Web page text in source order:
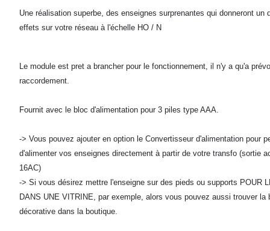
Une réalisation superbe, des enseignes surprenantes qui donneront un
effets sur votre réseau à l'échelle HO / N
Le module est pret a brancher pour le fonctionnement, il n'y a qu'a
raccordement.
Fournit avec le bloc d'alimentation pour 3 piles type AAA.
-> Vous pouvez ajouter en option le Convertisseur d'alimentation pour
d'alimenter vos enseignes directement à partir de votre transfo (sortie
16AC)
-> Si vous désirez mettre l'enseigne sur des pieds ou supports POUR
DANS UNE VITRINE, par exemple, alors vous pouvez aussi trouver la
décorative dans la boutique.